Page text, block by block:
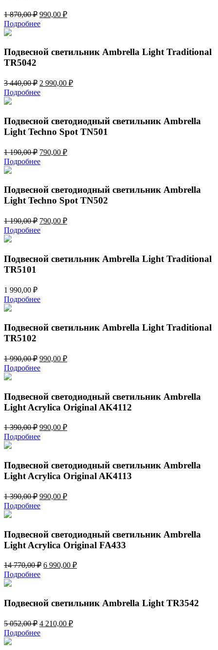
1 870,00₽ Первоначальная
цена
составляла
870,00 ₽.
990,00 ₽Текущая
Подробнее
Подвесной светильник Ambrella Light Traditional
TR5042
3 440,00₽ Первоначальная
цена
составляла
440,00 ₽.
2 990,00 ₽Текущая
Подробнее
Подвесной светодиодный светильник Ambrella
Light Techno Spot TN501
1 190,00₽ Первоначальная
цена
составляла
190,00 ₽.
790,00 ₽Текущая
Подробнее
Подвесной светодиодный светильник Ambrella
Light Techno Spot TN502
1 190,00₽ Первоначальная
цена
составляла
190,00 ₽.
790,00 ₽Текущая
Подробнее
Подвесной светильник Ambrella Light Traditional
TR5101
1 990,00 ₽
Подробнее
Подвесной светильник Ambrella Light Traditional
TR5102
1 990,00₽ Первоначальная
цена
составляла
990,00 ₽.
990,00 ₽Текущая
Подробнее
Подвесной светодиодный светильник Ambrella
Light Acrylica Original AK4112
1 390,00₽ Первоначальная
цена
составляла
390,00 ₽.
990,00 ₽Текущая
Подробнее
Подвесной светодиодный светильник Ambrella
Light Acrylica Original AK4113
1 390,00₽ Первоначальная
цена
составляла
390,00 ₽.
990,00 ₽Текущая
Подробнее
Подвесной светодиодный светильник Ambrella
Light Acrylica Original FA433
14 770,00₽ Первоначальная
770,00 ₽.
6 990,00 ₽Текущая
Подробнее
Подвесной светильник Ambrella Light TR3542
5 052,00₽ Первоначальная
цена
составляла
4 210,00 ₽Текущая
Подробнее